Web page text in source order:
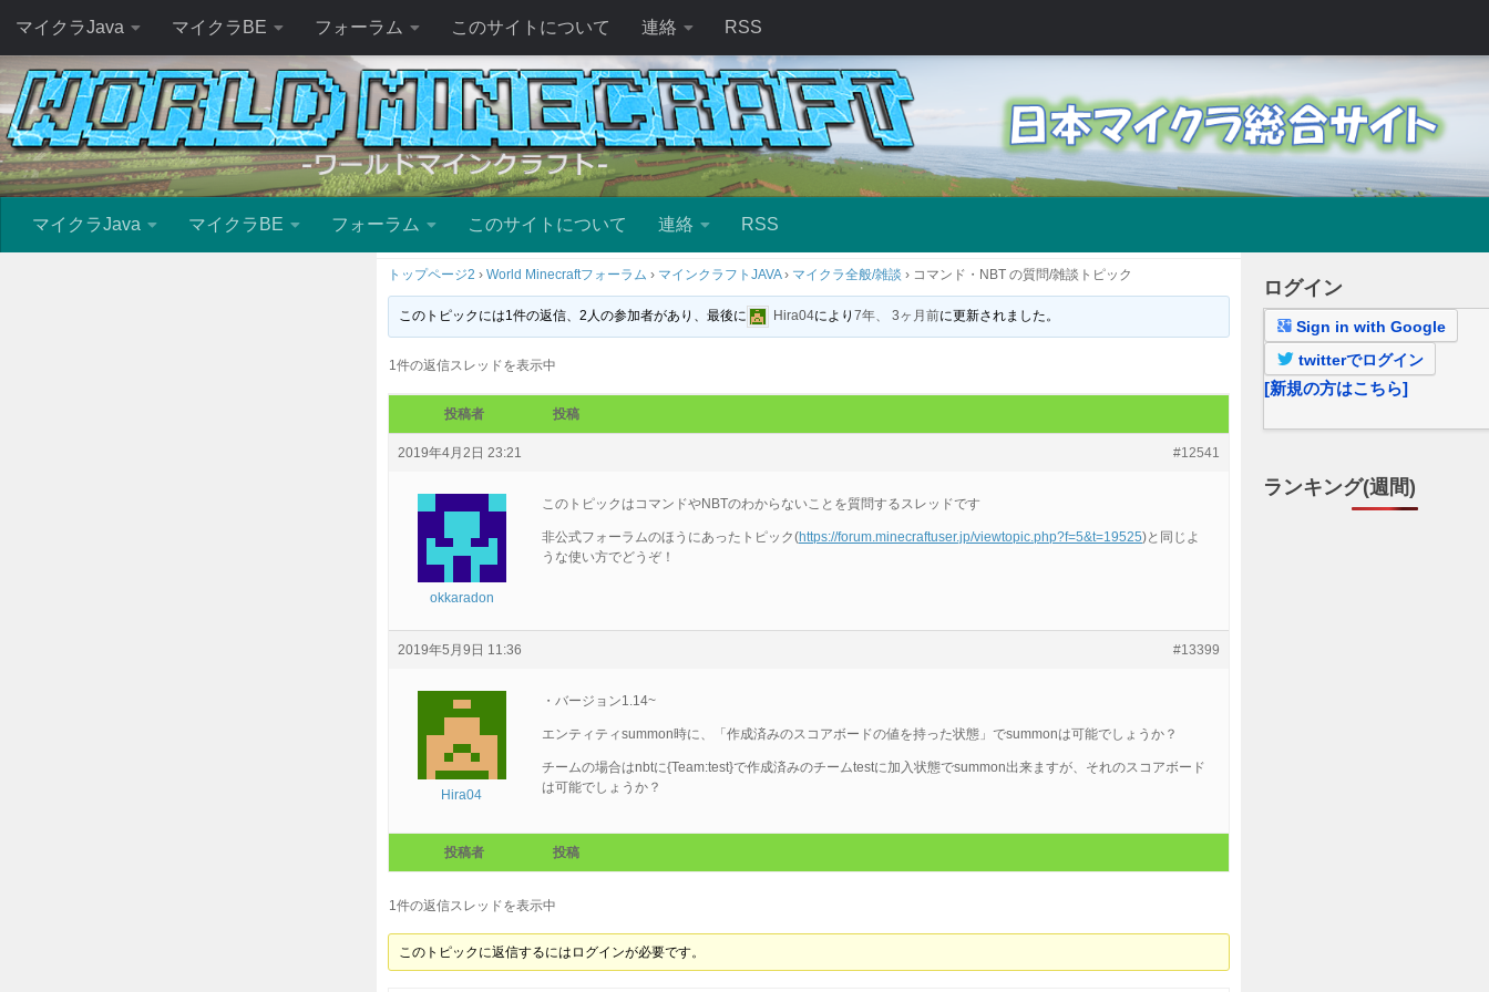
マイクラJava マイクラBE フォーラム このサイトについて 連絡 RSS
マイクラJava マイクラBE フォーラム このサイトについて 連絡 RSS
トップページ2 › World Minecraftフォーラム › マインクラフトJAVA › マイクラ全般/雑談 › コマンド・NBT の質問/雑談トピック
このトピックには1件の返信、2人の参加者があり、最後に Hira04により7年、 3ヶ月前に更新されました。
1件の返信スレッドを表示中
投稿者 投稿
2019年4月2日 23:21 #12541
okkaradon
このトピックはコマンドやNBTのわからないことを質問するスレッドです
非公式フォーラムのほうにあったトピック(https://forum.minecraftuser.jp/viewtopic.php?f=5&t=19525)と同じよ
うな使い方でどうぞ！
2019年5月9日 11:36 #13399
Hira04
・バージョン1.14~
エンティティsummon時に、「作成済みのスコアボードの値を持った状態」でsummonは可能でしょうか？
チームの場合はnbtに{Team:test}で作成済みのチームtestに加入状態でsummon出来ますが、それのスコアボード
は可能でしょうか？
投稿者 投稿
1件の返信スレッドを表示中
このトピックに返信するにはログインが必要です。
ログイン
Sign in with Google
twitterでログイン
[新規の方はこちら]
ランキング(週間)